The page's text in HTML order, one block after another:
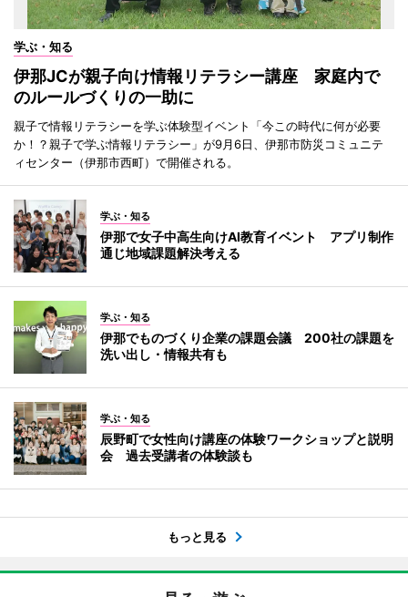
学ぶ・知る
伊那JCが親子向け情報リテラシー講座 家庭内で
のルールづくりの一助に
親子で情報リテラシーを学ぶ体験型イベント「今この時代に何が必要
か！？親子で学ぶ情報リテラシー」が9月6日、伊那市防災コミュニテ
ィセンター（伊那市西町）で開催される。
学ぶ・知る
伊那で女子中高生向けAI教育イベント アプリ制作
通じ地域課題解決考える
学ぶ・知る
伊那でものづくり企業の課題会議 200社の課題を
洗い出し・情報共有も
学ぶ・知る
辰野町で女性向け講座の体験ワークショップと説明
会 過去受講者の体験談も
もっと見る